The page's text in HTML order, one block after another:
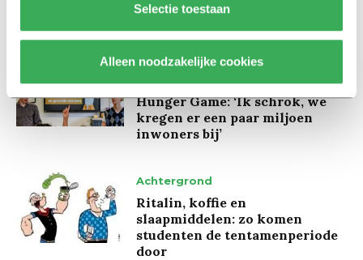
Selectie toestaan
Alleen noodzakelijke cookies
ivoren toren uit’
Achtergrond
Kinderen spelen de Zero
Hunger Game: ‘Ik schrok, we
kregen er een paar miljoen
inwoners bij’
Achtergrond
Ritalin, koffie en
slaapmiddelen: zo komen
studenten de tentamenperiode
door